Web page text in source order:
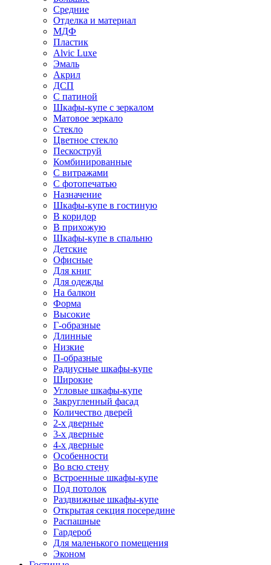
Средние
Отделка и материал
МДФ
Пластик
Alvic Luxe
Эмаль
Акрил
ДСП
С патиной
Шкафы-купе с зеркалом
Матовое зеркало
Стекло
Цветное стекло
Пескоструй
Комбинированные
С витражами
С фотопечатью
Назначение
Шкафы-купе в гостиную
В коридор
В прихожую
Шкафы-купе в спальню
Детские
Офисные
Для книг
Для одежды
На балкон
Форма
Высокие
Г-образные
Длинные
Низкие
П-образные
Радиусные шкафы-купе
Широкие
Угловые шкафы-купе
Закругленный фасад
Количество дверей
2-х дверные
3-х дверные
4-х дверные
Особенности
Во всю стену
Встроенные шкафы-купе
Под потолок
Раздвижные шкафы-купе
Открытая секция посередине
Распашные
Гардероб
Для маленького помещения
Эконом